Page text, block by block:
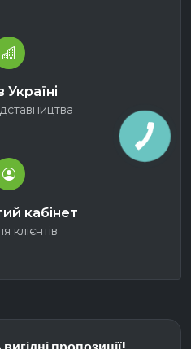
Україні
кабінет
клієнтів